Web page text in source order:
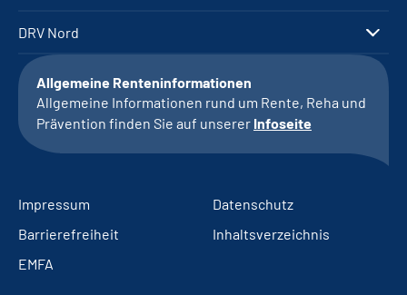
DRV Nord
Allgemeine Renteninformationen
Allgemeine Informationen rund um Rente, Reha und
Prävention finden Sie auf unserer Infoseite
Impressum
Datenschutz
Barrierefreiheit
Inhaltsverzeichnis
EMFA